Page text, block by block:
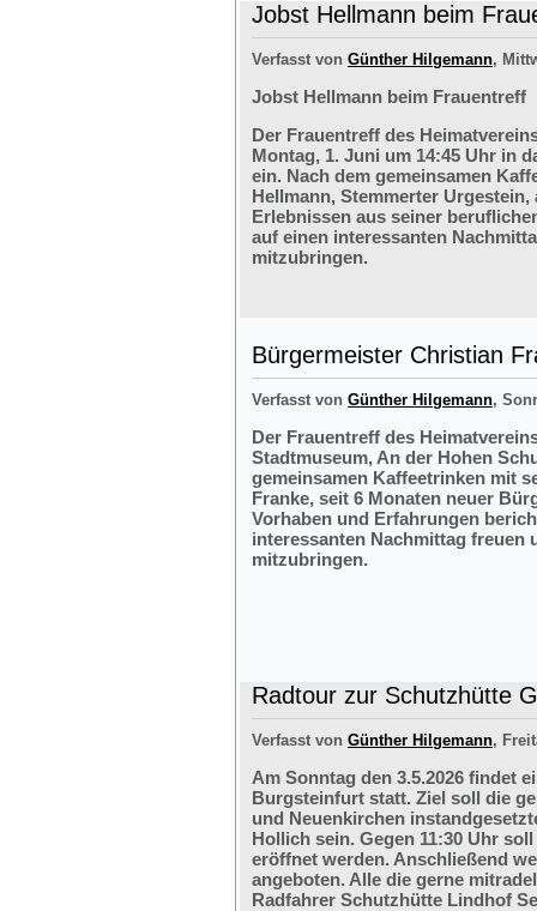
Jobst Hellmann beim
Verfasst von Günther Hilgemann,
Jobst Hellmann beim Frauentreff
Der Frauentreff des
Montag, 1. Juni um 14:45 Uhr in
ein. Nach dem gemeinsamen
Hellmann, Stemmerter
Erlebnissen aus seiner
auf einen interessanten
mitzubringen.
Bürgermeister Christian
Verfasst von Günther Hilgemann,
Der Frauentreff des
Stadtmuseum, An der Hohen
gemeinsamen Kaffeetrinken mit
Franke, seit 6 Monaten neuer
Vorhaben und Erfahrungen
interessanten Nachmittag freuen
mitzubringen.
Radtour zur Schutzhütte
Verfasst von Günther Hilgemann,
Am Sonntag den 3.5.2026 findet
Burgsteinfurt statt. Ziel soll die
und Neuenkirchen
Hollich sein. Gegen 11:30 Uhr
eröffnet werden. Anschließend
angeboten. Alle die gerne
Radfahrer Schutzhütte Lindhof